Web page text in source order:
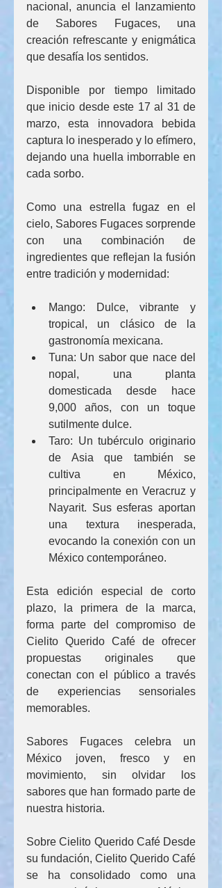
nacional, anuncia el lanzamiento
de Sabores Fugaces, una
creación refrescante y enigmática
que desafía los sentidos.
Disponible por tiempo limitado
que inicio desde este 17 al 31 de
marzo, esta innovadora bebida
captura lo inesperado y lo efímero,
dejando una huella imborrable en
cada sorbo.
Como una estrella fugaz en el
cielo, Sabores Fugaces sorprende
con una combinación de
ingredientes que reflejan la fusión
entre tradición y modernidad:
Mango: Dulce, vibrante y
tropical, un clásico de la
gastronomía mexicana.
Tuna: Un sabor que nace del
nopal, una planta
domesticada desde hace
9,000 años, con un toque
sutilmente dulce.
Taro: Un tubérculo originario
de Asia que también se
cultiva en México,
principalmente en Veracruz y
Nayarit. Sus esferas aportan
una textura inesperada,
evocando la conexión con un
México contemporáneo.
Esta edición especial de corto
plazo, la primera de la marca,
forma parte del compromiso de
Cielito Querido Café de ofrecer
propuestas originales que
conectan con el público a través
de experiencias sensoriales
memorables.
Sabores Fugaces celebra un
México joven, fresco y en
movimiento, sin olvidar los
sabores que han formado parte de
nuestra historia.
Sobre Cielito Querido Café Desde
su fundación, Cielito Querido Café
se ha consolidado como una